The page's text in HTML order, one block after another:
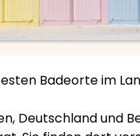
Badeorte im
Deutschland und